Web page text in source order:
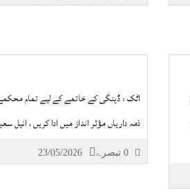
اٹک : ڈینگی کے خاتمے کے لیے تمام
ذمہ داریاں مؤثر انداز میں ادا کریں ، انیل
23/05/2026